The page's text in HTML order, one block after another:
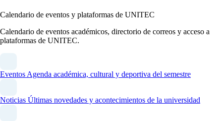
Calendario de eventos y plataformas de UNITEC
Calendario de eventos académicos, directorio de correos y acceso a
plataformas de UNITEC.
Eventos Agenda académica, cultural y deportiva del semestre
Noticias Últimas novedades y acontecimientos de la universidad